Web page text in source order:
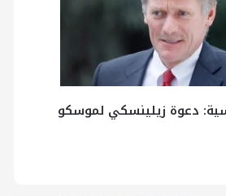
دعوة زيلينسكي لموسكو